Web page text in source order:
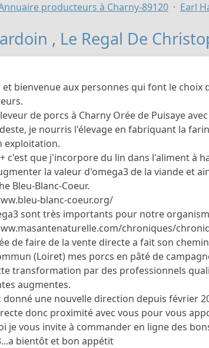
producteurs à Charny-89120 Earl
, Le Regal De
bienvenue aux personnes qui font le
de porcs à Charny Orée de Puisaye
je nourris l'élevage en fabriquant la
exploitation.
c'est que j'incorpore du lin dans l'aliment à
la valeur d'omega3 de la viande et
Bleu-Blanc-Coeur.
blanc-coeur.org/
sont très importants pour notre
chroniques/
de faire de la vente directe a fait son
(Loiret) mes porcs en pâté de
transformation par des professionnels
augmentes.
donné une nouvelle direction depuis février
donc proximité avec vous pour vous
je vous invite à commander en ligne des
bientôt et bon appétit